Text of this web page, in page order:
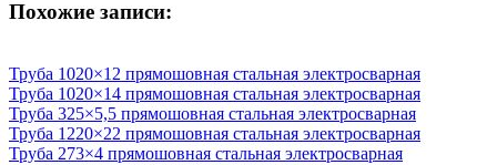
Похожие записи:
Труба 1020×12 прямошовная стальная электросварная
Труба 1020×14 прямошовная стальная электросварная
Труба 325×5,5 прямошовная стальная электросварная
Труба 1220×22 прямошовная стальная электросварная
Труба 273×4 прямошовная стальная электросварная